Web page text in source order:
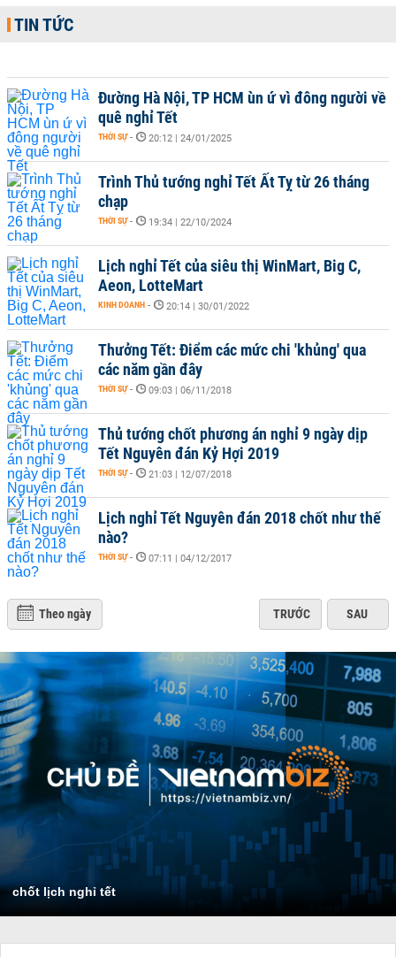
TIN TỨC
Đường Hà Nội, TP HCM ùn ứ vì đông người về
quê nghỉ Tết
THỜI SỰ - 20:12 | 24/01/2025
Trình Thủ tướng nghỉ Tết Ất Tỵ từ 26 tháng
chạp
THỜI SỰ - 19:34 | 22/10/2024
Lịch nghỉ Tết của siêu thị WinMart, Big C,
Aeon, LotteMart
KINH DOANH - 20:14 | 30/01/2022
Thưởng Tết: Điểm các mức chi 'khủng' qua
các năm gần đây
THỜI SỰ - 09:03 | 06/11/2018
Thủ tướng chốt phương án nghỉ 9 ngày dịp
Tết Nguyên đán Kỷ Hợi 2019
THỜI SỰ - 21:03 | 12/07/2018
Lịch nghỉ Tết Nguyên đán 2018 chốt như thế
nào?
THỜI SỰ - 07:11 | 04/12/2017
Theo ngày TRƯỚC SAU
chốt lịch nghỉ tết